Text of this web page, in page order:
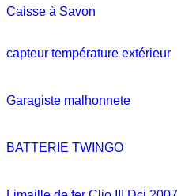
Caisse à Savon
capteur température extérieur
Garagiste malhonnete
BATTERIE TWINGO